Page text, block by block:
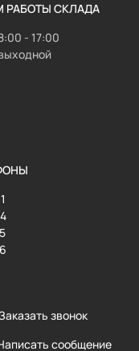
РАБОТЫ СКЛАДА
- 17:00
звонок
сообщение